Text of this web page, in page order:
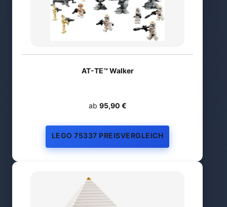
AT-TE™ Walker
ab 95,90 €
LEGO 75337 PREISVERGLEICH